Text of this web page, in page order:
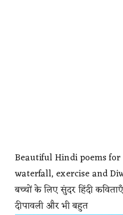
Beautiful Hindi poems
waterfall, exercise and
बच्चों के लिए सुंदर हिंदी
दीपावली और भी बहुत